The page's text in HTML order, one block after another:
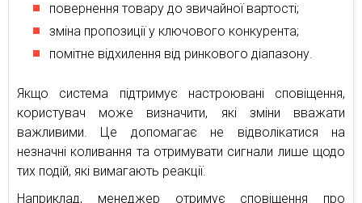
повернення товару до звичайної вартості;
зміна пропозиції у ключового конкурента;
помітне відхилення від ринкового діапазону.
Якщо система підтримує настроювані сповіщення,
користувач може визначити, які зміни вважати
важливими. Це допомагає не відволікатися на
незначні коливання та отримувати сигнали лише щодо
тих подій, які вимагають реакції.
Наприклад, менеджер отримує сповіщення про